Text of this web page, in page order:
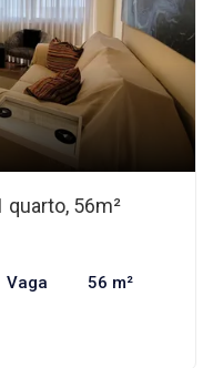
quarto, 56m²
Vaga 56 m²